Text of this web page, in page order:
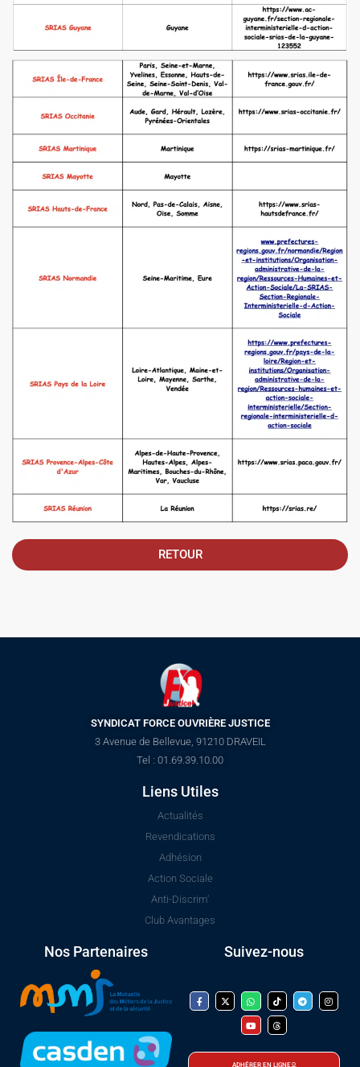
RETOUR
SYNDICAT FORCE OUVRIÈRE JUSTICE
3 Avenue de Bellevue, 91210 DRAVEIL
Tel : 01.69.39.10.00
Liens Utiles
Actualités
Revendications
Adhésion
Action Sociale
Anti-Discrim'
Club Avantages
Nos Partenaires Suivez-nous
ADHÉRER EN LIGNE